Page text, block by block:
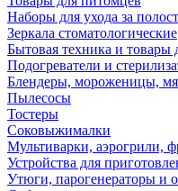
Наборы для ухода за
Зеркала стоматологические
Бытовая техника и товары
Подогреватели и
Блендеры, мороженицы,
Пылесосы
Тостеры
Соковыжималки
Мультиварки, аэрогрили,
Устройства для
Утюги, парогенераторы и